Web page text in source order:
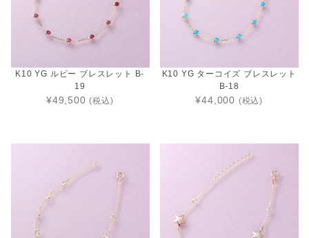
K10 YG ルビー ブレスレット B-
19
¥49,500 (税込)
K10 YG ターコイズ ブレスレット
B-18
¥44,000 (税込)